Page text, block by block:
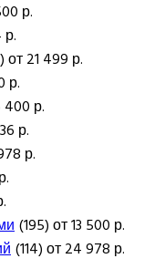
р.
р.
от 21 499 р.
р.
400 р.
р.
р.
(195) от 13 500 р.
(114) от 24 978 р.